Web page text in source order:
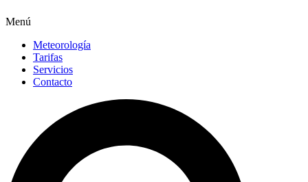
Menú
Meteorología
Tarifas
Servicios
Contacto